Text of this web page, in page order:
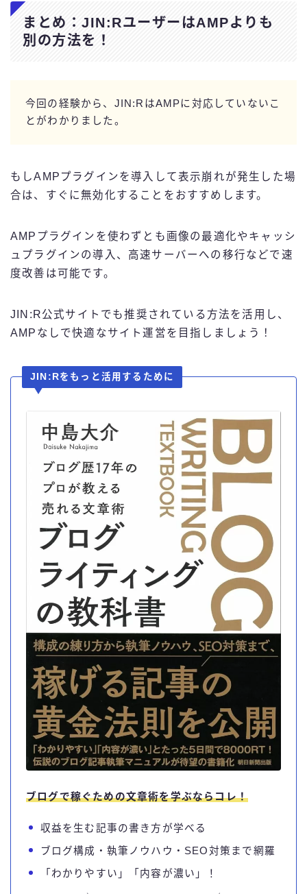
まとめ：JIN:RユーザーはAMPよりも
別の方法を！
今回の経験から、JIN:RはAMPに対応していないこ
とがわかりました。
もしAMPプラグインを導入して表示崩れが発生した場
合は、すぐに無効化することをおすすめします。
AMPプラグインを使わずとも画像の最適化やキャッシ
ュプラグインの導入、高速サーバーへの移行などで速
度改善は可能です。
JIN:R公式サイトでも推奨されている方法を活用し、
AMPなしで快適なサイト運営を目指しましょう！
JIN:Rをもっと活用するために
ブログで稼ぐための文章術を学ぶならコレ！
収益を生む記事の書き方が学べる
ブログ構成・執筆ノウハウ・SEO対策まで網羅
「わかりやすい」「内容が濃い」！